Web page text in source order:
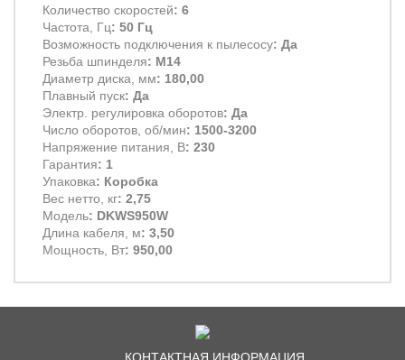
Количество скоростей: 6
Частота, Гц: 50 Гц
Возможность подключения к пылесосу: Да
Резьба шпинделя: М14
Диаметр диска, мм: 180,00
Плавный пуск: Да
Электр. регулировка оборотов: Да
Число оборотов, об/мин: 1500-3200
Напряжение питания, В: 230
Гарантия: 1
Упаковка: Коробка
Вес нетто, кг: 2,75
Модель: DKWS950W
Длина кабеля, м: 3,50
Мощность, Вт: 950,00